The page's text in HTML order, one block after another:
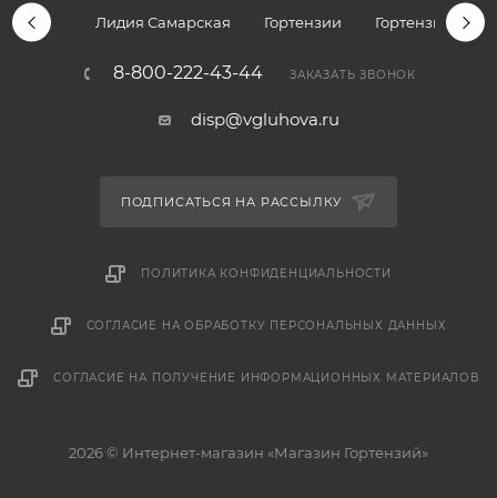
Лидия Самарская Гортензии Гортензии
8-800-222-43-44 ЗАКАЗАТЬ ЗВОНОК
disp@vgluhova.ru
ПОДПИСАТЬСЯ НА РАССЫЛКУ
ПОЛИТИКА КОНФИДЕНЦИАЛЬНОСТИ
СОГЛАСИЕ НА ОБРАБОТКУ ПЕРСОНАЛЬНЫХ ДАННЫХ
СОГЛАСИЕ НА ПОЛУЧЕНИЕ ИНФОРМАЦИОННЫХ МАТЕРИАЛОВ
2026 © Интернет-магазин «Магазин Гортензий»